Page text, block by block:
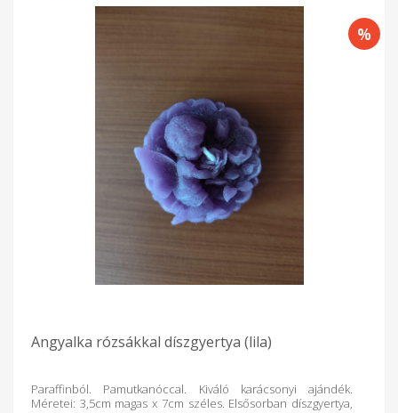
Angyalka rózsákkal díszgyertya (lila)
Paraffinból. Pamutkanóccal. Kiváló karácsonyi ajándék.
Méretei: 3,5cm magas x 7cm széles. Elsősorban díszgyertya,